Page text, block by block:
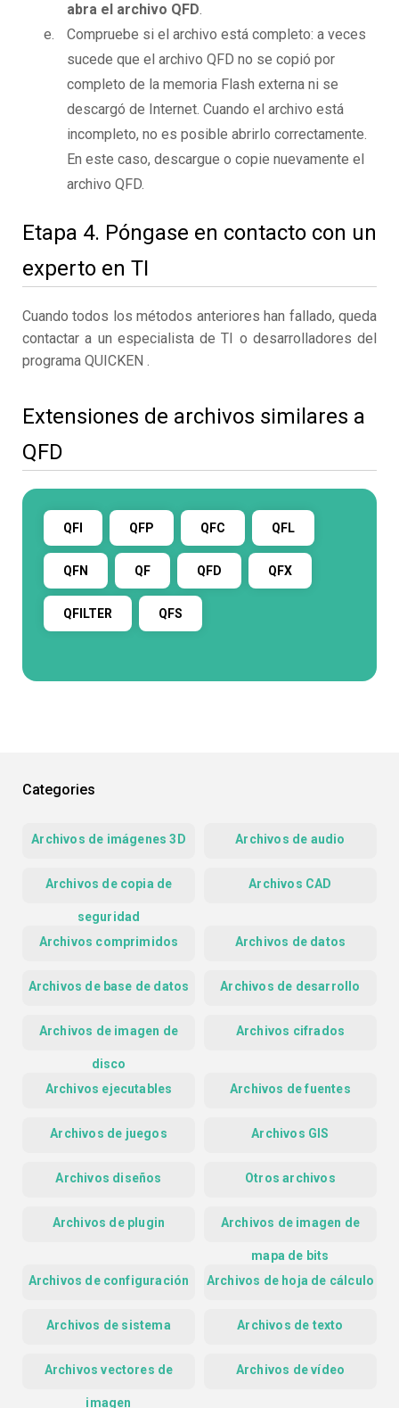
abra el archivo QFD.
Compruebe si el archivo está completo: a veces
sucede que el archivo QFD no se copió por
completo de la memoria Flash externa ni se
descargó de Internet. Cuando el archivo está
incompleto, no es posible abrirlo correctamente.
En este caso, descargue o copie nuevamente el
archivo QFD.
Etapa 4. Póngase en contacto con un
experto en TI
Cuando todos los métodos anteriores han fallado, queda
contactar a un especialista de TI o desarrolladores del
programa QUICKEN .
Extensiones de archivos similares a
QFD
QFI QFP QFC QFL
QFN QF QFD QFX
QFILTER QFS
Categories
Archivos de imágenes 3D Archivos de audio
Archivos de copia de
seguridad
Archivos CAD
Archivos comprimidos Archivos de datos
Archivos de base de datos Archivos de desarrollo
Archivos de imagen de
disco
Archivos cifrados
Archivos ejecutables Archivos de fuentes
Archivos de juegos Archivos GIS
Archivos diseños Otros archivos
Archivos de plugin Archivos de imagen de
mapa de bits
Archivos de configuración
Archivos de hoja de cálculo
Archivos de sistema Archivos de texto
Archivos vectores de
imagen
Archivos de vídeo